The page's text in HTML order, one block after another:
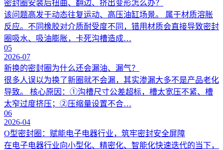
密封圈安装后扭曲、翻边、挤出变形怎么办？
该问题高发于动态往复运动、高压油缸场景。 属于材质溶胀
反应。不同橡胶对介质耐受度不同，错用材质会直接导致密封
圈吸水、吸油膨胀，卡死沟槽造成…
05
2026-07
新换的密封圈为什么还会漏油、漏气？
很多人误以为换了新圈就不会漏，其实渗漏大多不是产品老化
导致。 核心原因：①沟槽尺寸公差超标，槽太宽压不紧、槽
太窄过度挤压；②压缩量设置不合…
06
2026-04
O型密封圈：赋能电子电器行业，筑牢密封安全屏障
在电子电器行业向小型化、精密化、智能化快速迭代的当下，